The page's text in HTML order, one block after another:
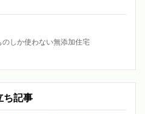
のしか使わない無添加住宅
ち記事